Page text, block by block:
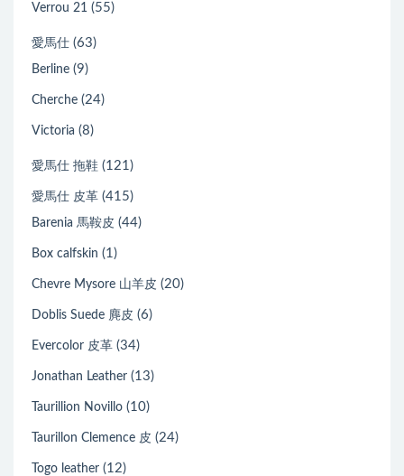
Verrou 21 (55)
愛馬仕 (63)
Berline (9)
Cherche (24)
Victoria (8)
愛馬仕 拖鞋 (121)
愛馬仕 皮革 (415)
Barenia 馬鞍皮 (44)
Box calfskin (1)
Chevre Mysore 山羊皮 (20)
Doblis Suede 麂皮 (6)
Evercolor 皮革 (34)
Jonathan Leather (13)
Taurillion Novillo (10)
Taurillon Clemence 皮 (24)
Togo leather (12)